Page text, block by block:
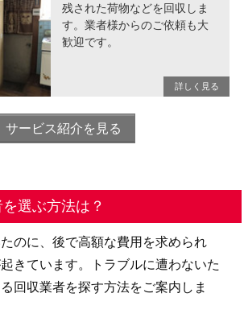
残された荷物などを回収しま
す。業者様からのご依頼も大
歓迎です。
サービス紹介を見る
選ぶ方法は？
たのに、後で高額な費用を求められ
きています。トラブルに遭わないた
回収業者を探す方法をご案内しま